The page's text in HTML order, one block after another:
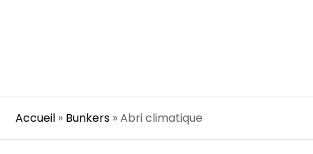
Accueil » Bunkers »Abri climatique